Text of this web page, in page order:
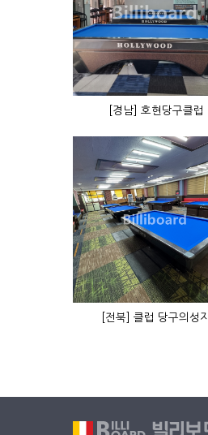
[경남] 호현당구클럽
[전북] 클럽 당구의성지